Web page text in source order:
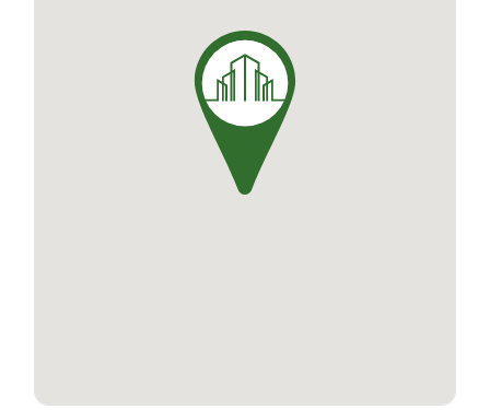
Quant à l'agencement des appartements, il a
été pensé pour offrir de beaux espaces de vie,
lumineux et fonctionnels, pour une qualité de vie